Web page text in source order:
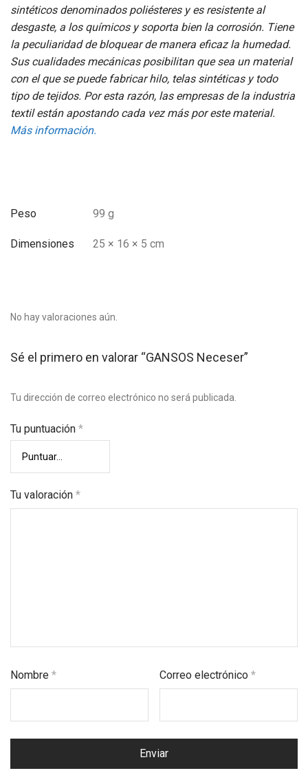
sintéticos denominados poliésteres y es resistente al
desgaste, a los químicos y soporta bien la corrosión. Tiene
la peculiaridad de bloquear de manera eficaz la humedad.
Sus cualidades mecánicas posibilitan que sea un material
con el que se puede fabricar hilo, telas sintéticas y todo
tipo de tejidos. Por esta razón, las empresas de la industria
textil están apostando cada vez más por este material.
Más información.
Peso 99 g
Dimensiones 25 × 16 × 5 cm
No hay valoraciones aún.
Sé el primero en valorar “GANSOS Neceser”
Tu dirección de correo electrónico no será publicada.
Tu puntuación *
Tu valoración *
Nombre * Correo electrónico*